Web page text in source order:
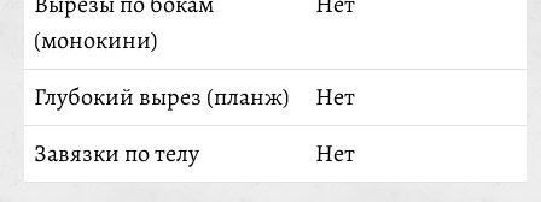
(монокини)
Глубокий вырез (планж)
Нет
Завязки по телу
Нет